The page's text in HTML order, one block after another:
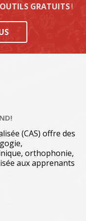
OUTILS GRATUITS!
(CAS) offre des
orthophonie,
aux apprenants